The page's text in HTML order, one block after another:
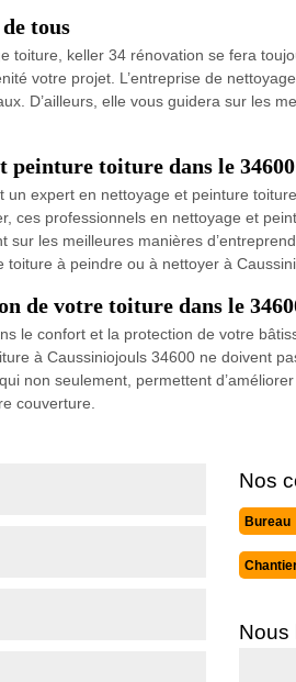
tous
toiture, keller 34 rénovation se fera
votre projet. L’entreprise de
D’ailleurs, elle vous guidera sur les
peinture toiture dans le
expert en nettoyage et peinture
ces professionnels en nettoyage et
les meilleures manières
à peindre ou à nettoyer à
de votre toiture dans le
le confort et la protection de votre
à Caussiniojouls 34600 ne doivent
non seulement, permettent
couverture.
Nos
Bureau
Nous